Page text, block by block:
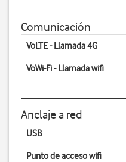
Comunicación
VoLTE - Llamada 4G
VoWi-Fi - Llamada wifi
Anclaje a red
USB
Punto de acceso wifi